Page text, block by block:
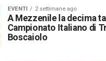
EVENTI 2 settimane ago
A Mezzenile la decima
Campionato Italiano di
Boscaiolo